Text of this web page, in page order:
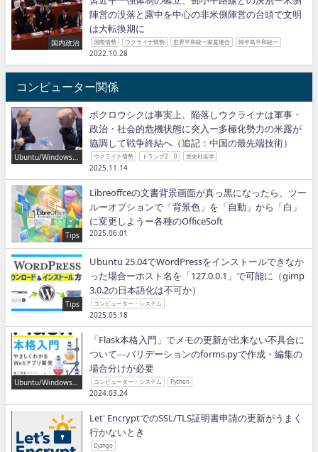
国内政治
陣営の没落と露中を中心の非米側陣営の台頭で文明
は大転換期に
国際情勢 ウクライナ情勢 世界平和統一家庭連合 韓半島平和統一
2022.10.28
コンピューター関係
Ubuntu/Windows/P
ポクロウシクは事実上、陥落しウクライナは軍事・
政治・社会的危機状態に突入ー多極化勢力の米露が
協調して戦争終結へ（追記：中国の最先端技術）
ウクライナ情勢 トランプ2．0 歴史社会学
2025.11.14
Tips
Libreoffceの文書背景画面が真っ黒になったら、ツー
ルーオプションで「背景色」を「自動」から「白」
に変更しようー各種のOfficeSoft
2025.06.01
Tips
Ubuntu 25.04でWordPressをインストールできなか
った場合ーホスト名を「127.0.0.1」で可能に（gimp
3.0.2の日本語化は不可か）
コンピューター・システム
2025.05.18
Ubuntu/Windows/P
「Flask本格入門」でメモの更新が出来ない不具合に
ついて―バリデーションのforms.pyで作成・編集の
場合分けが必要
コンピューター・システム Python
2024.03.24
Let' EncryptでのSSL/TLS証明書申請の更新がうまく
行かないとき
Django